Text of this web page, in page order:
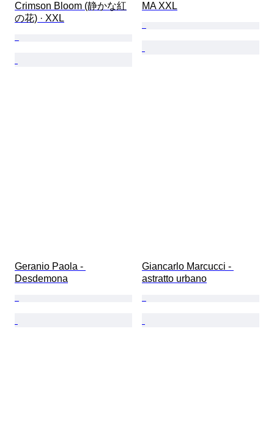
Crimson Bloom (静かな紅
の花) · XXL
MA XXL
Geranio Paola -
Desdemona
Giancarlo Marcucci -
astratto urbano